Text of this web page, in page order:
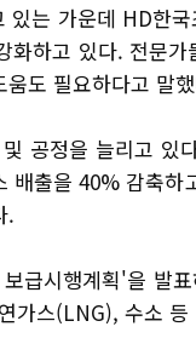
있는 가운데 HD한
하고 있다. 전문
도 필요하다고 말
공정을 늘리고 있
배출을 40% 감축하
.
급시행계획'을 발
가스(LNG), 수소